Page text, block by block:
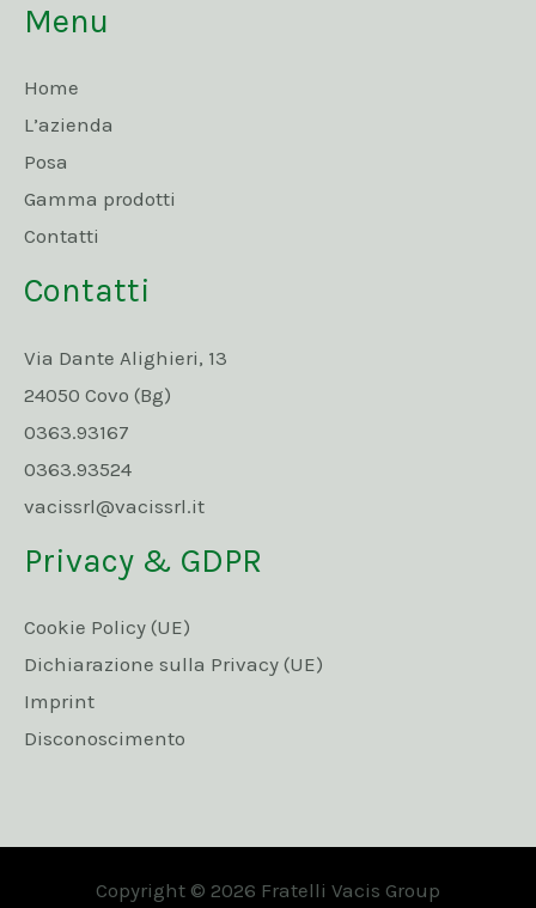
Menu
Home
L’azienda
Posa
Gamma prodotti
Contatti
Contatti
Via Dante Alighieri, 13
24050 Covo (Bg)
0363.93167
0363.93524
vacissrl@vacissrl.it
Privacy & GDPR
Cookie Policy (UE)
Dichiarazione sulla Privacy (UE)
Imprint
Disconoscimento
Copyright © 2026 Fratelli Vacis Group